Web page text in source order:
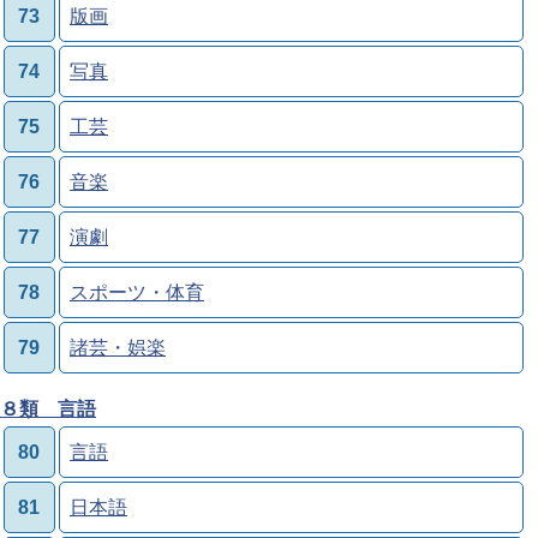
73 版画
74 写真
75 工芸
76 音楽
77 演劇
78 スポーツ・体育
79 諸芸・娯楽
８類 言語
80 言語
81 日本語